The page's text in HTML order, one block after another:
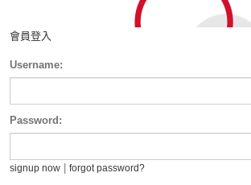
會員登入
Username:
Password:
signup now forgot password?